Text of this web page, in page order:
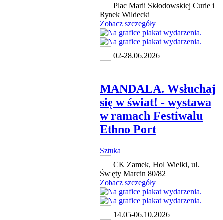
Plac Marii Skłodowskiej Curie i
Rynek Wildecki
Zobacz szczegóły
02-28.06.2026
MANDALA. Wsłuchaj
się w świat! - wystawa
w ramach Festiwalu
Ethno Port
Sztuka
CK Zamek, Hol Wielki, ul.
Święty Marcin 80/82
Zobacz szczegóły
14.05-06.10.2026